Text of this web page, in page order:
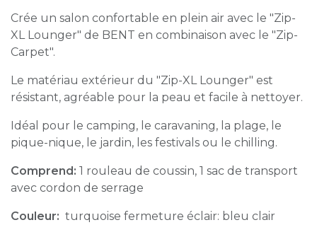
Crée un salon confortable en plein air avec le "Zip-
XL Lounger" de BENT en combinaison avec le "Zip-
Carpet".
Le matériau extérieur du "Zip-XL Lounger" est
résistant, agréable pour la peau et facile à nettoyer.
Idéal pour le camping, le caravaning, la plage, le
pique-nique, le jardin, les festivals ou le chilling.
Comprend: 1 rouleau de coussin, 1 sac de transport
avec cordon de serrage
Couleur: turquoise fermeture éclair: bleu clair